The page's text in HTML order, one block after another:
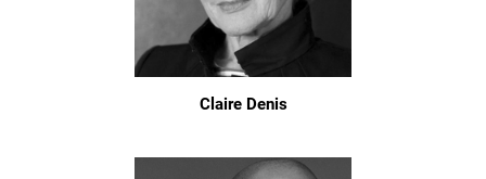
Claire Denis